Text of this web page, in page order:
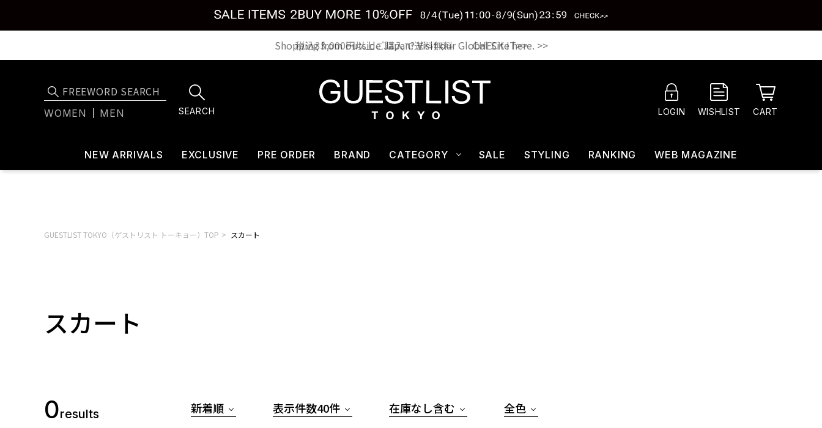
税込33,000円以上ご購入で送料無料 CHECK IT>>
WOMEN MEN SEARCH LOGIN WISHLIST CART
NEW ARRIVALS EXCLUSIVE PRE ORDER BRAND CATEGORY SALE STYLING RANKING WEB MAGAZINE
GUESTLIST TOKYO（ゲストリスト トーキョー）TOP スカート
スカート
0results 新着順 表示件数40件 在庫なし含む 全色